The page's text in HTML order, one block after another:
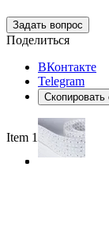
Задать вопрос
Поделиться
ВКонтакте
Telegram
Скопировать
Item 1 of 3